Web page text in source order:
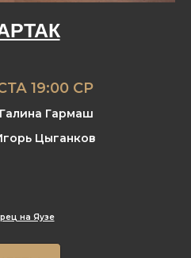
19:00 СР
Галина Гармаш
Цыганков
на Яузе